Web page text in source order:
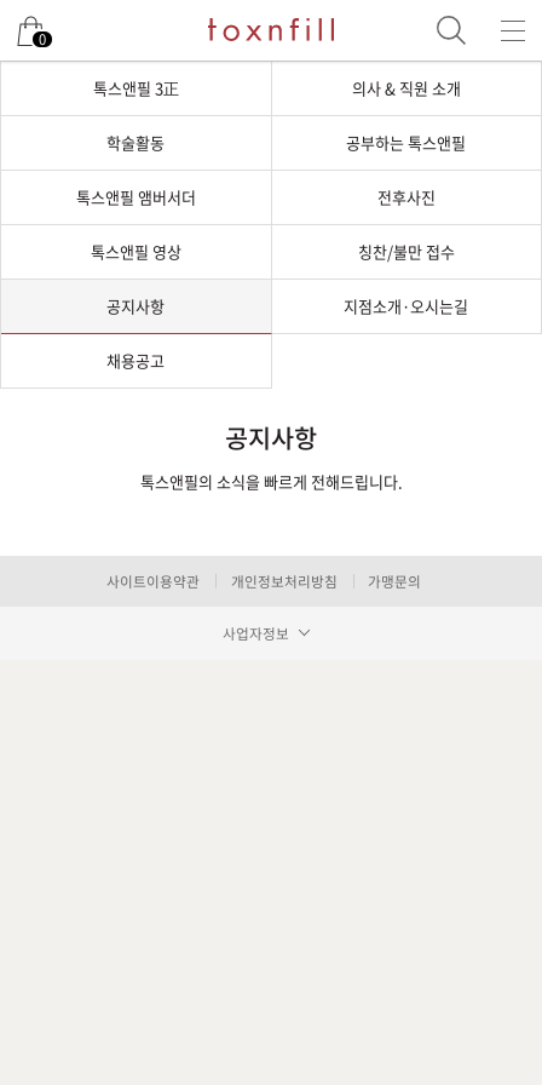
0
톡스앤필 3正 의사 & 직원 소개
학술활동 공부하는 톡스앤필
톡스앤필 앰버서더 전후사진
톡스앤필 영상 칭찬/불만 접수
공지사항 지점소개·오시는길
채용공고
공지사항
톡스앤필의 소식을 빠르게 전해드립니다.
사이트이용약관 개인정보처리방침 가맹문의
사업자정보